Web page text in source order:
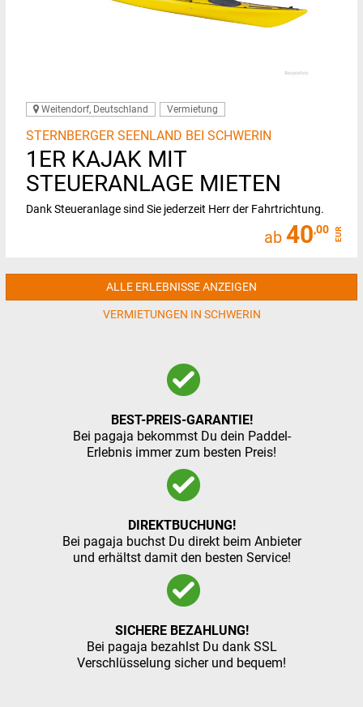
Weitendorf, Deutschland Vermietung
STERNBERGER SEENLAND BEI SCHWERIN
1ER KAJAK MIT
STEUERANLAGE MIETEN
Dank Steueranlage sind Sie jederzeit Herr der Fahrtrichtung.
ab 40,00 EUR
ALLE ERLEBNISSE ANZEIGEN
VERMIETUNGEN IN SCHWERIN
BEST-PREIS-GARANTIE!
Bei pagaja bekommst Du dein Paddel-
Erlebnis immer zum besten Preis!
DIREKTBUCHUNG!
Bei pagaja buchst Du direkt beim Anbieter
und erhältst damit den besten Service!
SICHERE BEZAHLUNG!
Bei pagaja bezahlst Du dank SSL
Verschlüsselung sicher und bequem!